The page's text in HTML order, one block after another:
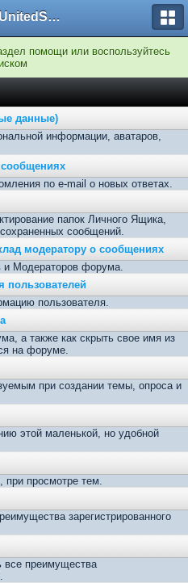
Форум UnitedSouth
помощи или воспользуйтесь
данные)
информации, аватаров,
по e-mail о новых ответах.
папок Личного Ящика,
сообщений.
модератору о сообщениях
и Модераторов форума.
пользователя.
а также как скрыть свое имя из
на форуме.
при создании темы, опроса и
этой маленькой, но удобной
при просмотре тем.
зарегистрированного
все преимущества